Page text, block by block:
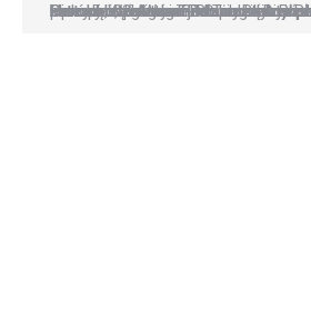
Historyczne Wzgórze Tumskie w Płocku, z XII-wieczną katedrą, Opactwem Pobenedyktyńskim, sądem biskupim, ?starym? Muzeum Diecezjalnym, plebanią katedralną i ogrodem – zostało wpisane na listę Pomników Historii. Rozporządzenie potwierdzające ten akt odebrał dziś w Pałacu Prezydenckim z rąk prezydenta Andrzeja Dudy biskup płocki Piotr Libera. Oprócz Wzgórza Tumskiego w Płocku, Pomnikami Historii ustanowiono też dziś m.in.…